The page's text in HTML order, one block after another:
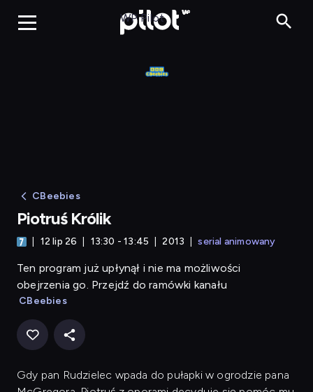
Piotruś Królik
WP Pilot
CBeebies
Piotruś Królik
12 lip 26 13:30 - 13:45 2013 serial animowany
Ten program już upłynął i nie ma możliwości
obejrzenia go. Przejdź do ramówki kanału
CBeebies
Gdy pan Rudzielec wpada do pułapki w ogrodzie pana